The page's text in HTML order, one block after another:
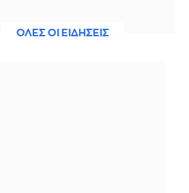
και drones σε
ΟΛΕΣ ΟΙ ΕΙΔΗΣΕΙΣ